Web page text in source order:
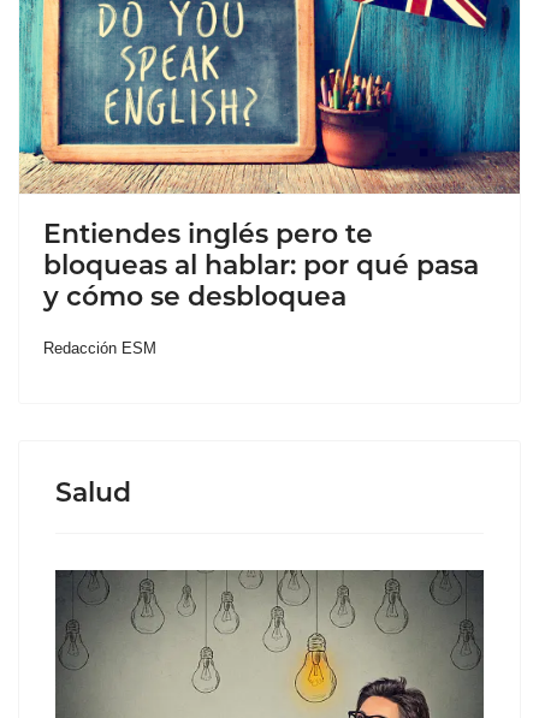
Entiendes inglés pero te
bloqueas al hablar: por qué pasa
y cómo se desbloquea
Redacción ESM
Salud